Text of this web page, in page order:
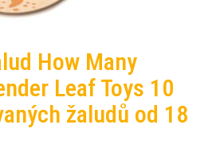
How Many
Leaf Toys 10
žaludů od 18